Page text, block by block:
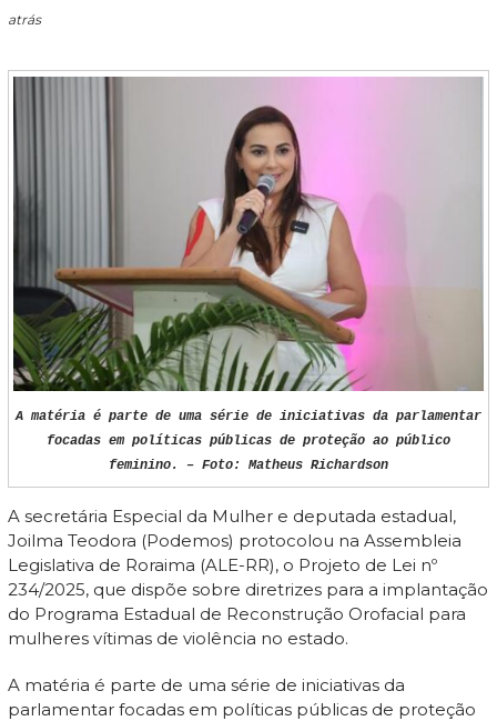
atrás
A matéria é parte de uma série de iniciativas da parlamentar
focadas em políticas públicas de proteção ao público
feminino. – Foto: Matheus Richardson
A secretária Especial da Mulher e deputada estadual,
Joilma Teodora (Podemos) protocolou na Assembleia
Legislativa de Roraima (ALE-RR), o Projeto de Lei nº
234/2025, que dispõe sobre diretrizes para a implantação
do Programa Estadual de Reconstrução Orofacial para
mulheres vítimas de violência no estado.
A matéria é parte de uma série de iniciativas da
parlamentar focadas em políticas públicas de proteção